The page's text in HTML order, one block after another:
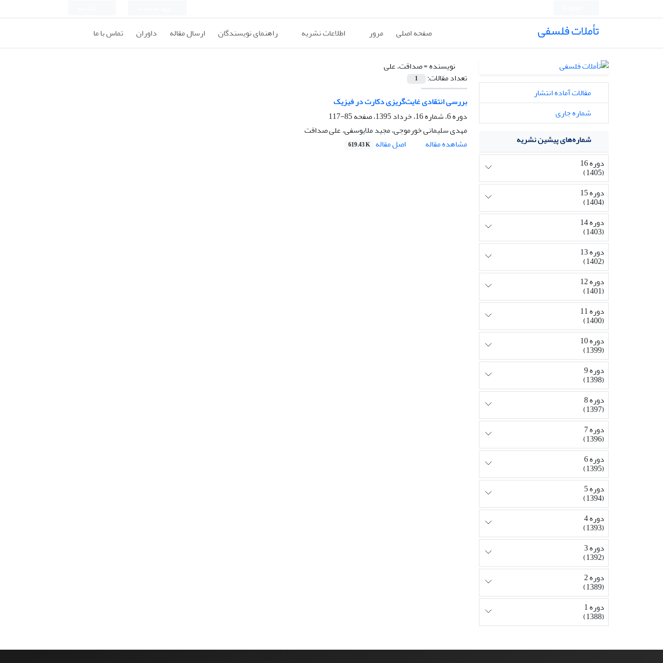
تأملات فلسفی صفحه اصلی مرور اطلاعات نشریه راهنمای نویسندگان ارسال مقاله داوران تماس با ما
نویسنده =صداقت، علی
تعداد مقالات:
1
بررسی انتقادی غایت‌گریزی دکارت در فیزیک
دوره 6، شماره 16، خرداد 1395، صفحه
85-117
مهدی سلیمانی خورموجی، مجید ملایوسفی، علی صداقت
مشاهده مقاله
اصل مقاله 619.43 K
مقالات آماده انتشار
شماره جاری
شماره‌های پیشین نشریه
دوره 16
(1405)
دوره 15
(1404)
دوره 14
(1403)
دوره 13
(1402)
دوره 12
(1401)
دوره 11
(1400)
دوره 10
(1399)
دوره 9
(1398)
دوره 8
(1397)
دوره 7
(1396)
دوره 6
(1395)
دوره 5
(1394)
دوره 4
(1393)
دوره 3
(1392)
دوره 2
(1389)
دوره 1
(1388)